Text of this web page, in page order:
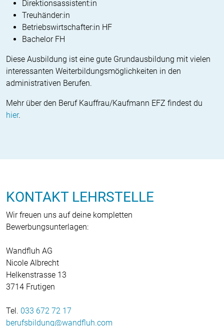
Direktionsassistent:in
Treuhänder:in
Betriebswirtschafter:in HF
Bachelor FH
Diese Ausbildung ist eine gute Grund­ausbildung mit vielen
interessanten Weiterbildungsmöglichkeiten in den
administrativen Berufen.
Mehr über den Beruf Kauffrau/Kaufmann EFZ findest du
hier.
KONTAKT LEHRSTELLE
Wir freuen uns auf deine kompletten
Bewerbungsunterlagen:
Wandfluh AG
Nicole Albrecht
Helkenstrasse 13
3714 Frutigen
Tel. 033 672 72 17
berufsbildung
wandfluh com